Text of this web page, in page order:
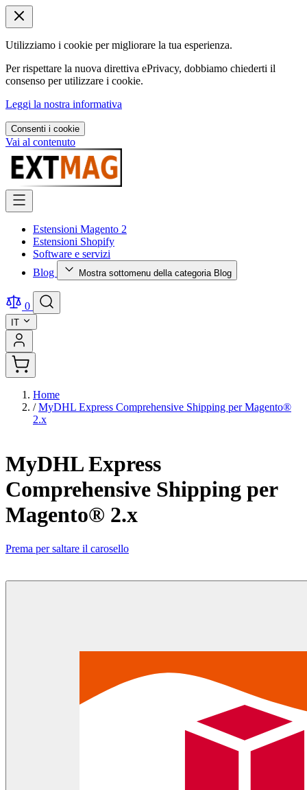
Utilizziamo i cookie per migliorare la tua esperienza.
Per rispettare la nuova direttiva ePrivacy, dobbiamo chiederti il
consenso per utilizzare i cookie.
Leggi la nostra informativa
Consenti i cookie
Vai al contenuto
Estensioni Magento 2
Estensioni Shopify
Software e servizi
Blog
Mostra sottomenu della categoria Blog
0
IT
Home
/ MyDHL Express Comprehensive Shipping per Magento®
2.x
MyDHL Express
Comprehensive Shipping per
Magento® 2.x
Prema per saltare il carosello